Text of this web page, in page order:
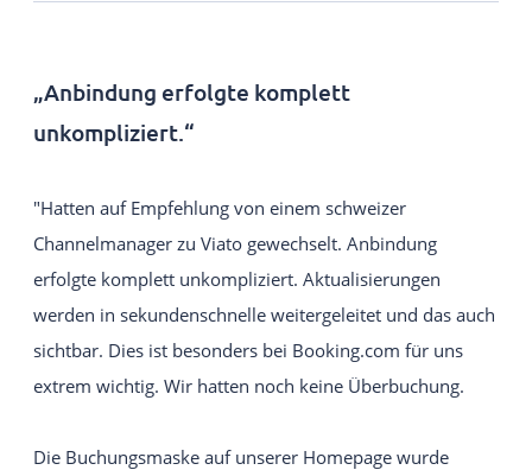
„Anbindung erfolgte komplett
unkompliziert.“
"Hatten auf Empfehlung von einem schweizer
Channelmanager zu Viato gewechselt. Anbindung
erfolgte komplett unkompliziert. Aktualisierungen
werden in sekundenschnelle weitergeleitet und das auch
sichtbar. Dies ist besonders bei Booking.com für uns
extrem wichtig. Wir hatten noch keine Überbuchung.
Die Buchungsmaske auf unserer Homepage wurde